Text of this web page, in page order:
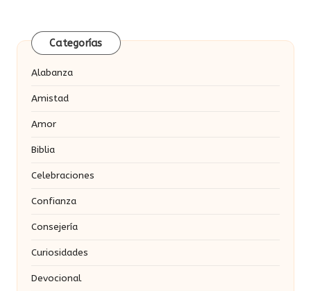
entradas
Categorías
Alabanza
Amistad
Amor
Biblia
Celebraciones
Confianza
Consejería
Curiosidades
Devocional